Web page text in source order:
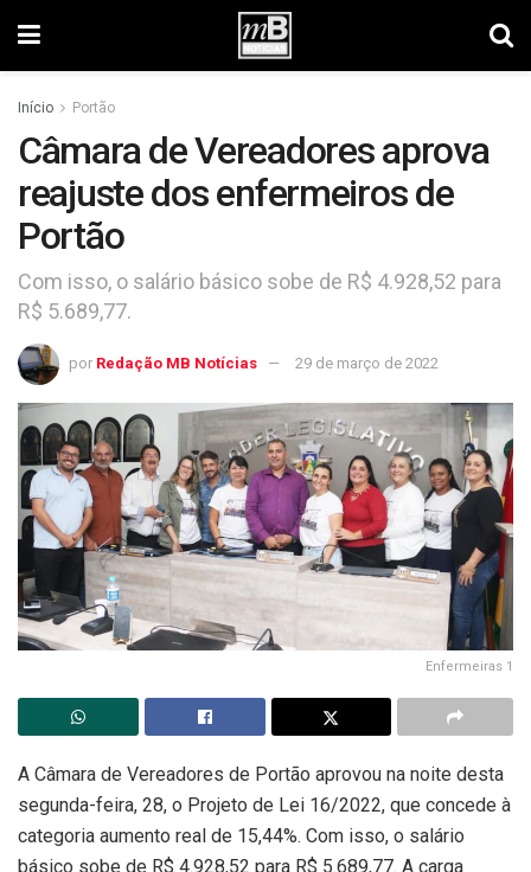
Início Portão
Câmara de Vereadores aprova
reajuste dos enfermeiros de
Portão
Com isso, o salário básico sobe de R$ 4.928,52 para
R$ 5.689,77.
por Redação MB Notícias 29 de março de 2022
Enfermeiras 1
A Câmara de Vereadores de Portão aprovou na noite desta
segunda-feira, 28, o Projeto de Lei 16/2022, que concede à
categoria aumento real de 15,44%. Com isso, o salário
básico sobe de R$ 4.928,52 para R$ 5.689,77. A carga